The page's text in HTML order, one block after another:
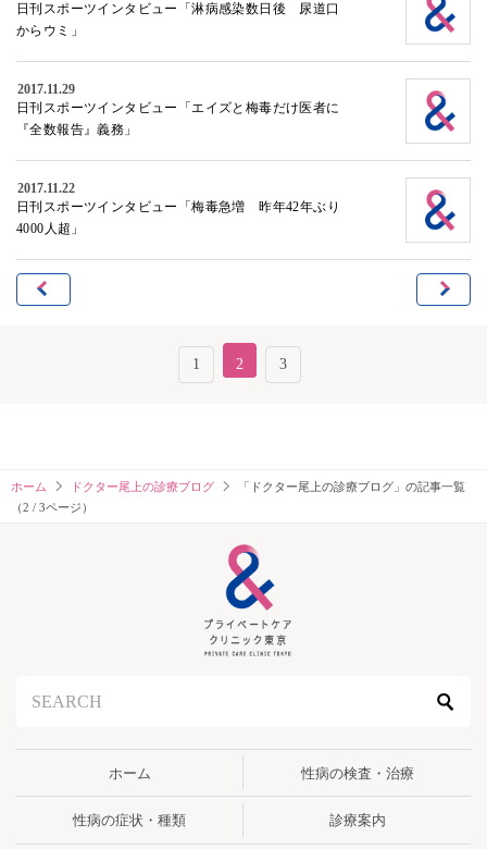
日刊スポーツインタビュー「淋病感染数日後 尿道口
からウミ」
2017.11.29
日刊スポーツインタビュー「エイズと梅毒だけ医者に
『全数報告』義務」
2017.11.22
日刊スポーツインタビュー「梅毒急増 昨年42年ぶり
4000人超」
1 2 3
ホーム ドクター尾上の診療ブログ
「ドクター尾上の診療ブログ」の記事一覧
（2 / 3ページ）
ホーム 性病の検査・治療
性病の症状・種類 診療案内